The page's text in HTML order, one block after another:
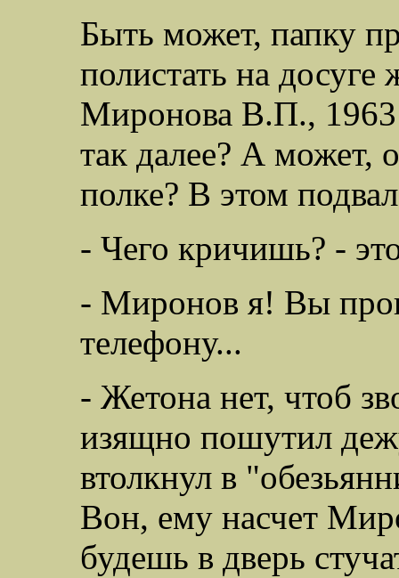
Быть может, папку
полистать на
Миронова В.П., 1963
так далее? А может,
полке? В этом
- Чего кричишь? -
- Миронов я! Вы
телефону...
- Жетона нет, чтоб
изящно пошутил
втолкнул в
Вон, ему насчет
будешь в дверь